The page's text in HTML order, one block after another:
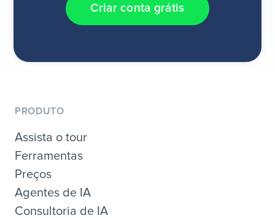
Criar conta grátis
PRODUTO
Assista o tour
Ferramentas
Preços
Agentes de IA
Consultoria de IA